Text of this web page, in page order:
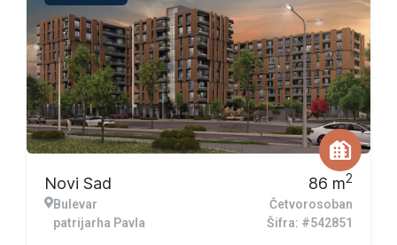
Novi Sad
Bulevar
patrijarha Pavla
86 m2
Četvorosoban
Šifra: #542851